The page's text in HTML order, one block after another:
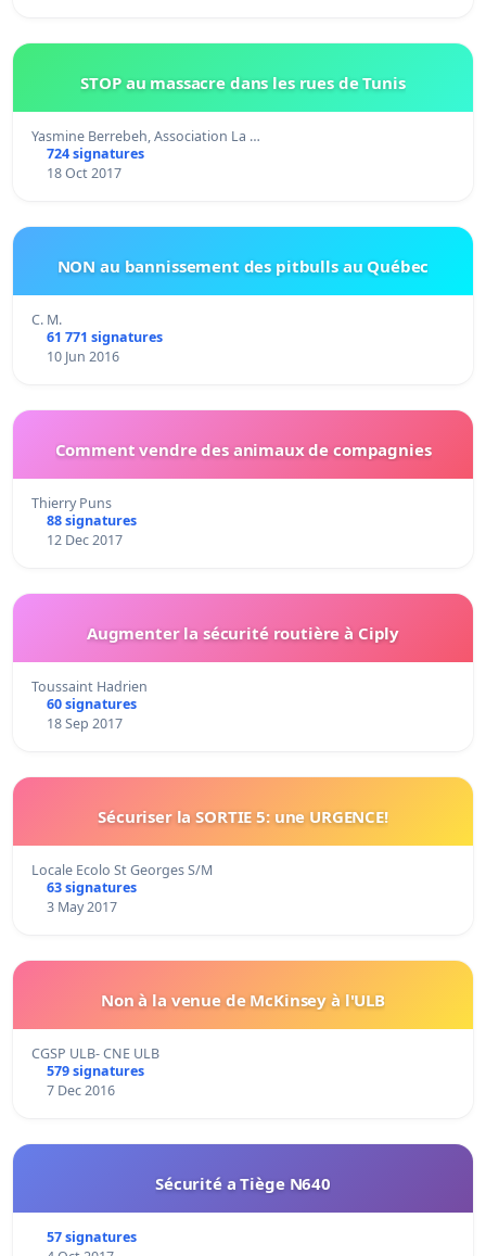
STOP au massacre dans les rues de Tunis
Yasmine Berrebeh, Association La …
724 signatures
18 Oct 2017
NON au bannissement des pitbulls au Québec
C. M.
61 771 signatures
10 Jun 2016
Comment vendre des animaux de compagnies
Thierry Puns
88 signatures
12 Dec 2017
Augmenter la sécurité routière à Ciply
Toussaint Hadrien
60 signatures
18 Sep 2017
Sécuriser la SORTIE 5: une URGENCE!
Locale Ecolo St Georges S/M
63 signatures
3 May 2017
Non à la venue de McKinsey à l'ULB
CGSP ULB- CNE ULB
579 signatures
7 Dec 2016
Sécurité a Tiège N640
57 signatures